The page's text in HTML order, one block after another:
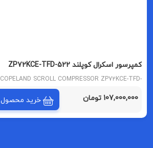
کمپرسور اسکرال کوپلند ZP72KCE-TFD-522
COPELAND SCROLL COMPRESSOR ZP72KCE-TFD-
107,000,000 تومان خرید محصول